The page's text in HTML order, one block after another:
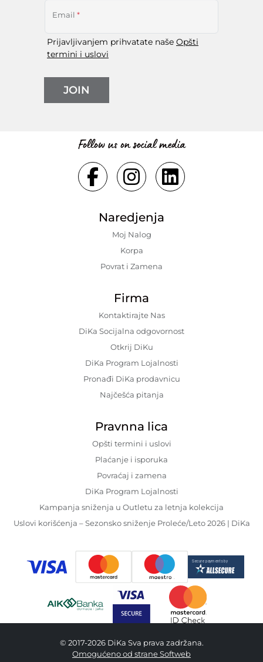
Email *
Prijavljivanjem prihvatate naše Opšti
termini i uslovi
JOIN
Follow us on social media
Naredjenja
Moj Nalog
Korpa
Povrat i Zamena
Firma
Kontaktirajte Nas
DiKa Socijalna odgovornost
Otkrij DiKu
DiKa Program Lojalnosti
Pronađi DiKa prodavnicu
Najčešća pitanja
Pravnna lica
Opšti termini i uslovi
Plaćanje i isporuka
Povraćaj i zamena
DiKa Program Lojalnosti
Kampanja sniženja u Outletu za letnja kolekcija
Uslovi korišćenja – Sezonsko sniženje Proleće/Leto 2026 | DiKa
© 2017-2026 DiKa Sva prava zadržana.
Omogućeno od strane Softweb